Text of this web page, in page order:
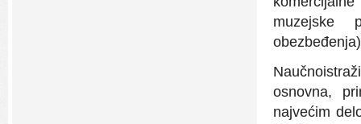
muzejske
osnovna,
najvećim